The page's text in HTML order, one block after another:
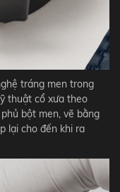
tráng men trong
thuật cổ xưa theo
bột men, vẽ bằng
lại cho đến khi ra